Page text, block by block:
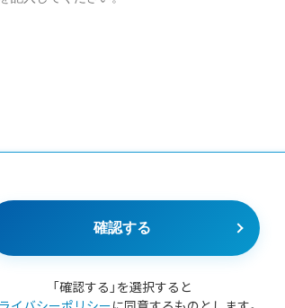
確認する
「確認する」を選択すると